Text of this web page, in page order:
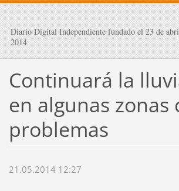
Diario Digital Independiente fundado el 23 de
2014
Continuará la
en algunas zonas
problemas
21.05.2014 12:27